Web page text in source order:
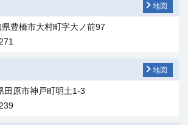
豊橋市大村町字大ノ前97
地図
田原市神戸町明土1-3
地図